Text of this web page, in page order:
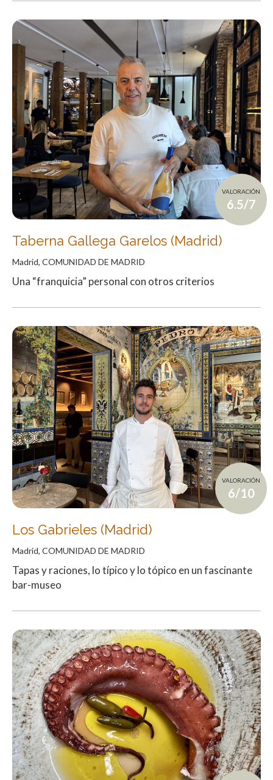
VALORACIÓN
6.5/7
Taberna Gallega Garelos (Madrid)
Madrid, COMUNIDAD DE MADRID
Una “franquicia” personal con otros criterios
VALORACIÓN
6/10
Los Gabrieles (Madrid)
Madrid, COMUNIDAD DE MADRID
Tapas y raciones, lo típico y lo tópico en un fascinante
bar-museo